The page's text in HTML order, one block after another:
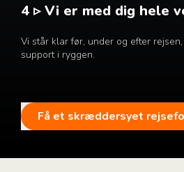
4 ▹ Vi er med dig hele
Vi står klar før, under og efter
support i ryggen.
Få et skræddersyet